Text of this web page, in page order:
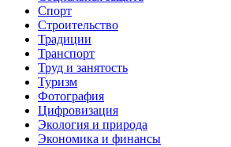
Спорт
Строительство
Традиции
Транспорт
Труд и занятость
Туризм
Фотография
Цифровизация
Экология и природа
Экономика и финансы